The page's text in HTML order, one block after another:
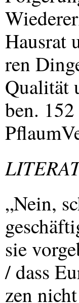
Hausrat
ren
Qualität
ben.
„Nein,
sie
/ dass
zen